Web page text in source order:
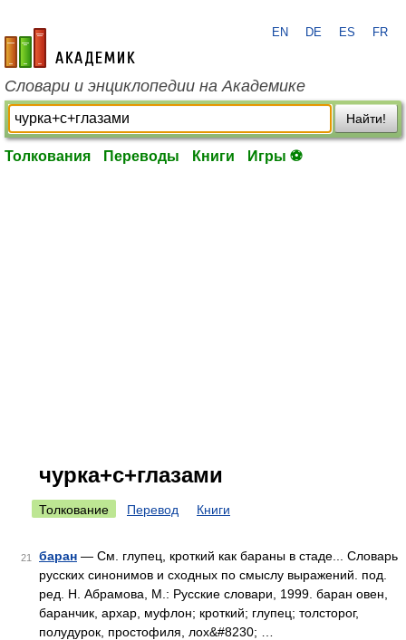
academic.ru
EN DE ES FR
Словари и энциклопедии на Академике
Найти!
Толкования Переводы Книги Игры ⚽
чурка+с+глазами
Толкование Перевод Книги
21 баран — См. глупец, кроткий как бараны в стаде... Словарь
русских синонимов и сходных по смыслу выражений. под.
ред. Н. Абрамова, М.: Русские словари, 1999. баран овен,
баранчик, архар, муфлон; кроткий; глупец; толсторог,
полудурок, простофиля, лох&#8230; …